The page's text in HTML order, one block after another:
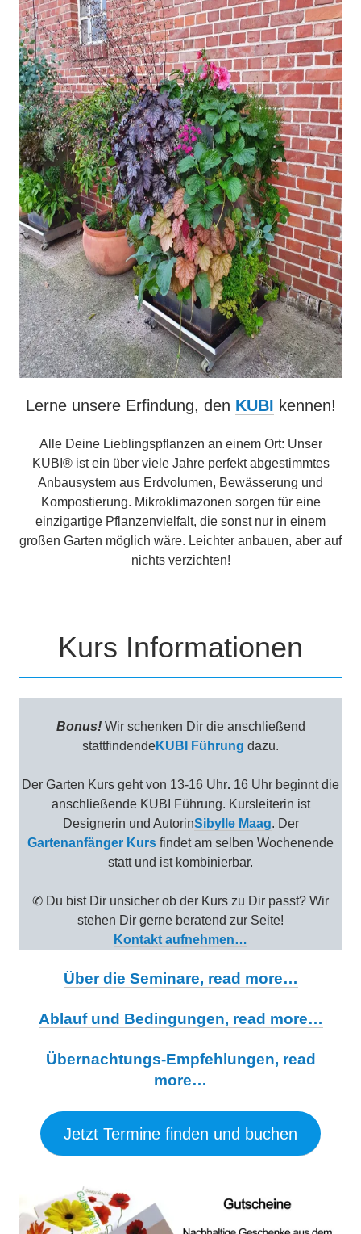
Lerne unsere Erfindung, den KUBI kennen!
Alle Deine Lieblingspflanzen an einem Ort: Unser
KUBI® ist ein über viele Jahre perfekt abgestimmtes
Anbausystem aus Erdvolumen, Bewässerung und
Kompostierung. Mikroklimazonen sorgen für eine
einzigartige Pflanzenvielfalt, die sonst nur in einem
großen Garten möglich wäre. Leichter anbauen, aber auf
nichts verzichten!
Kurs Informationen
Bonus! Wir schenken Dir die anschließend
stattfindendeKUBI Führung dazu.
Der Garten Kurs geht von 13-16 Uhr. 16 Uhr beginnt die
anschließende KUBI Führung. Kursleiterin ist
Designerin und AutorinSibylle Maag. Der
Gartenanfänger Kurs findet am selben Wochenende
statt und ist kombinierbar.
✆ Du bist Dir unsicher ob der Kurs zu Dir passt? Wir
stehen Dir gerne beratend zur Seite!
Kontakt aufnehmen…
Über die Seminare, read more…
Ablauf und Bedingungen, read more…
Übernachtungs-Empfehlungen, read
more…
Jetzt Termine finden und buchen